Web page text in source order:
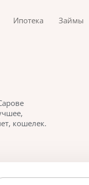
Ипотека Займы
кошелек.